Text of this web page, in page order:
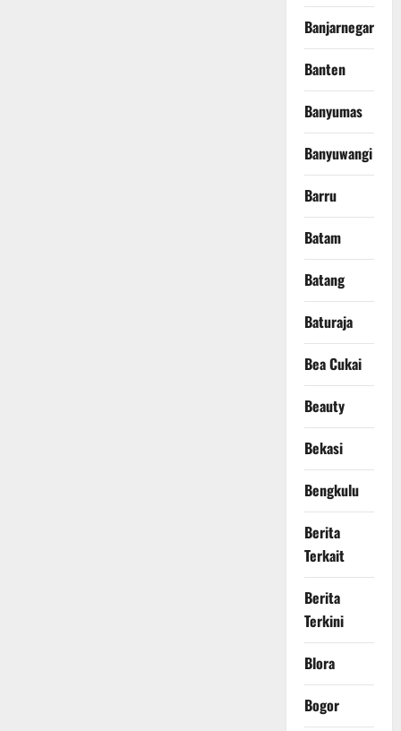
Banjarnegara
Banten
Banyumas
Banyuwangi
Barru
Batam
Batang
Baturaja
Bea Cukai
Beauty
Bekasi
Bengkulu
Berita
Terkait
Berita
Terkini
Blora
Bogor